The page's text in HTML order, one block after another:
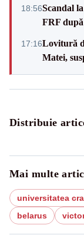
18:56Scandal
FRF
17:16Lovitură
Matei,
Distribuie
Mai multe
universitatea
belarus